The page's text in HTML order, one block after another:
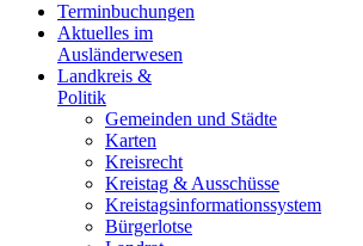
Terminbuchungen
Aktuelles im
Ausländerwesen
Landkreis &
Politik
Gemeinden und Städte
Karten
Kreisrecht
Kreistag & Ausschüsse
Kreistagsinformationssystem
Bürgerlotse